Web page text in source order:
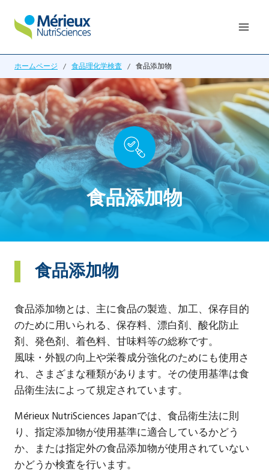
ス
ッ
プ
ホームページ / 食品理化学検査 / 食品添加物
食品添加物
食品添加物
食品添加物とは、主に食品の製造、加工、保存目的
のために用いられる、保存料、漂白剤、酸化防止
剤、発色剤、着色料、甘味料等の総称です。
風味・外観の向上や栄養成分強化のためにも使用さ
れ、さまざまな種類があります。その使用基準は食
品衛生法によって規定されています。
Mérieux NutriSciences Japanでは、食品衛生法に則
り、指定添加物が使用基準に適合しているかどう
か、または指定外の食品添加物が使用されていない
かどうか検査を行います。